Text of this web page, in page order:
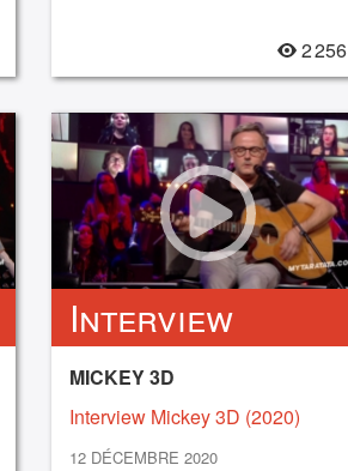
2 256
Interview
MICKEY 3D
Interview Mickey 3D (2020)
12 DÉCEMBRE 2020